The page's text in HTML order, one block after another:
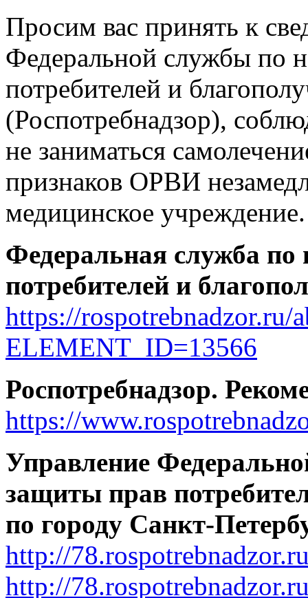
Просим вас принять к
Федеральной службы по
потребителей и
(Роспотребнадзор),
не заниматься
признаков ОРВИ
медицинское учреждение.
Федеральная служба по
потребителей и
https://rospotrebnadzor.ru/
ELEMENT_ID=13566
Роспотребнадзор.
https://
Управление
защиты прав
по городу Санкт-
http://
http://